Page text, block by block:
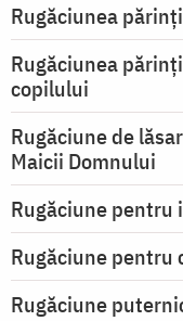
Rugăciunea
Rugăciunea
copilului
Rugăciune de
Maicii Domnului
Rugăciune pentru
Rugăciune
Rugăciune